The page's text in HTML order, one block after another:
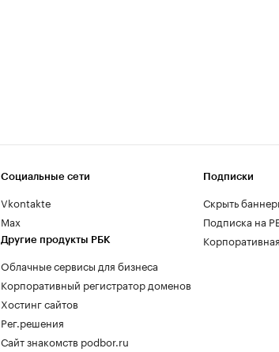
Социальные сети
Vkontakte
Max
Другие продукты РБК
Облачные сервисы для бизнеса
Корпоративный регистратор доменов
Хостинг сайтов
Рег.решения
Сайт знакомств podbor.ru
Подписки
Скрыть
Подписка на